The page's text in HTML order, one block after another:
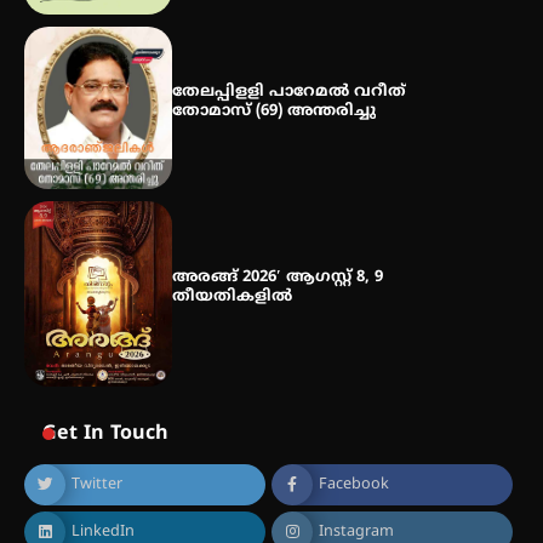
തേലപ്പിളളി പാറേമൽ വറീത്
തോമാസ് (69) അന്തരിച്ചു
അരങ്ങ് 2026′ ആഗസ്റ്റ് 8, 9
തീയതികളിൽ
Get In Touch
Twitter Facebook
LinkedIn Instagram